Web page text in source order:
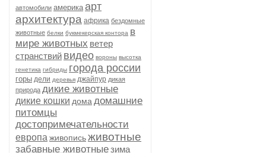
автомобили америка арт
архитектура африка бездомные
животные белки букмекерская контора в
мире животных ветер
странствий видео вороны высотка
генетика гибриды города россии
горы дели деревья джайпур дикая
природа дикие животные
дикие кошки дома домашние
питомцы
достопримечательности
европа живописьживотные
забавные животныезима